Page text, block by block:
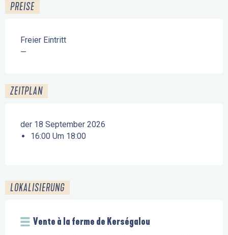
PREISE
Freier Eintritt
—
ZEITPLAN
der 18 September 2026
16:00 Um 18:00
LOKALISIERUNG
Vente à la ferme de Kerségalou